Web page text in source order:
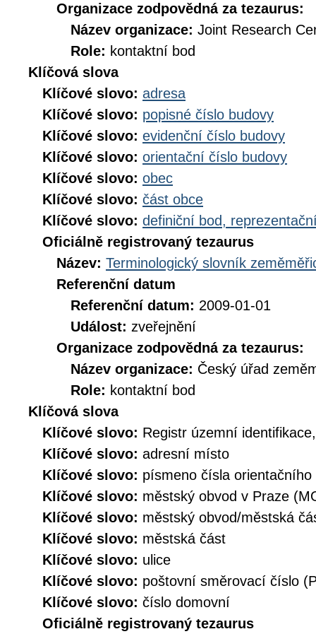
Organizace zodpovědná za tezaurus:
Název organizace: Joint Research
Role: kontaktní bod
Klíčová slova
Klíčové slovo: adresa
Klíčové slovo: popisné číslo budovy
Klíčové slovo: evidenční číslo budovy
Klíčové slovo: orientační číslo budovy
Klíčové slovo: obec
Klíčové slovo: část obce
Klíčové slovo: definiční bod,
Oficiálně registrovaný tezaurus
Název: Terminologický slovník
Referenční datum
Referenční datum: 2009-01-01
Událost: zveřejnění
Organizace zodpovědná za tezaurus:
Název organizace: Český úřad
Role: kontaktní bod
Klíčová slova
Klíčové slovo: Registr územní
Klíčové slovo: adresní místo
Klíčové slovo: písmeno čísla orientačního
Klíčové slovo: městský obvod v Praze
Klíčové slovo: městský obvod/městská
Klíčové slovo: městská část
Klíčové slovo: ulice
Klíčové slovo: poštovní směrovací číslo
Klíčové slovo: číslo domovní
Oficiálně registrovaný tezaurus